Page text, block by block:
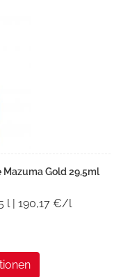
Mazuma Gold 29,5ml
l | 190,17 €/l